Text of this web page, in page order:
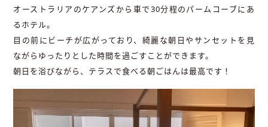
オーストラリアのケアンズから車で30分程のパームコーブにあ
るホテル。
目の前にビーチが広がっており、綺麗な朝日やサンセットを見
ながらゆったりとした時間を過ごすことができます。
朝日を浴びながら、テラスで食べる朝ごはんは最高です！